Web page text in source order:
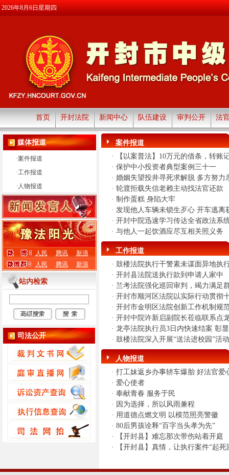
2026年8月6日星期四
首页 开封法院 新闻中心 队伍建设 审判公开 法
媒体报道
·案件报道
·工作报道
· 人物报道
人民 腾讯
新浪
人民
腾讯 新浪
站内检索
司法公开
案件报道
·
【以案普法】10万元的借条，转账
· 保护中小投资者典型案例三十一
· 婚姻失望投井寻死求解脱 多方努力
· 轮渡拒载失信老赖主动找法官还款
· 制作蛋糕 身陷大牢
· 发现他人车辆未锁生歹心 开车逃离
· 开封中院迅速学习传达全省政法系
· 与他人一起饮酒应尽互相关照义务
工作报道
· 鼓楼法院执行干警素未谋面异地执
· 开封县法院送执行款到申请人家中
· 兰考法院强化巡回审判，竭力满足
· 开封市顺河区法院以实际行动贯彻
· 开封市金明区法院创新工作机制规
· 开封中院许新启副院长莅临联系点
· 龙亭法院执行员3日内快速结案 彰
· 鼓楼法院深入开展“送法进校园”活动
人物报道
· 打工妹返乡办事轿车爆胎 好法官爱
· 爱心使者
· 奉献青春 服务于民
· 因为选择，所以风雨兼程
· 用道德点燃文明 以模范照亮警徽
· 80后男孩诠释“百字当头孝为先”
·
【开封县】难忘那次带伤站着开庭
·
【开封县】真情，让执行案件“起死